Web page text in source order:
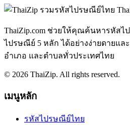
ThaiZip.com ช่วยให้คุณค้นหารหัสไ
ไปรษณีย์ 5 หลัก ได้อย่างง่ายดายแ
อำเภอ และตำบลทั่วประเทศไทย
© 2026 ThaiZip. All rights reserved.
เมนูหลัก
รหัสไปรษณีย์ไทย